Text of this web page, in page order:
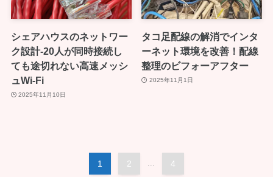
シェアハウスのネットワー
ク設計-20人が同時接続し
ても途切れない高速メッシ
ュWi-Fi
2025年11月10日
タコ足配線の解消でインタ
ーネット環境を改善！配線
整理のビフォーアフター
2025年11月1日
1 2 ... 4